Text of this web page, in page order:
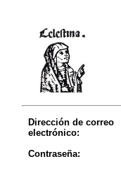
Dirección de correo
electrónico:
Contraseña: